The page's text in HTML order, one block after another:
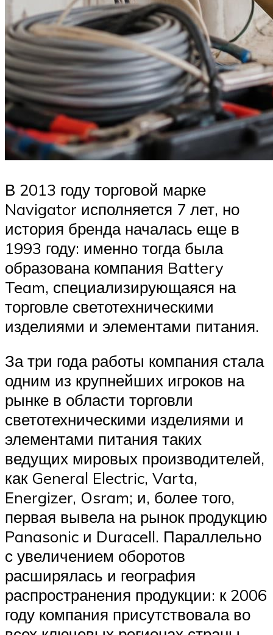
В 2013 году торговой марке
Navigator исполняется 7 лет, но
история бренда началась еще в
1993 году: именно тогда была
образована компания Battery
Team, специализирующаяся на
торговле светотехническими
изделиями и элементами питания.
За три года работы компания стала
одним из крупнейших игроков на
рынке в области торговли
светотехническими изделиями и
элементами питания таких
ведущих мировых производителей,
как General Electric, Varta,
Energizer, Osram; и, более того,
первая вывела на рынок продукцию
Panasonic и Duracell. Параллельно
с увеличением оборотов
расширялась и география
распространения продукции: к 2006
году компания присутствовала во